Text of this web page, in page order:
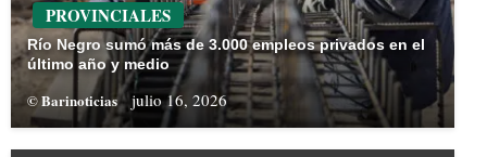
PROVINCIALES
Río Negro sumó más de 3.000 empleos privados en el
último año y medio
© Barinoticias julio 16, 2026